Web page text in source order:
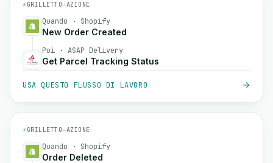
⚡ GRILLETTO→AZIONE
Quando · Shopify
New Order Created
Poi · ASAP Delivery
Get Parcel Tracking Status
USA QUESTO FLUSSO DI LAVORO
⚡ GRILLETTO→AZIONE
Quando · Shopify
Order Deleted